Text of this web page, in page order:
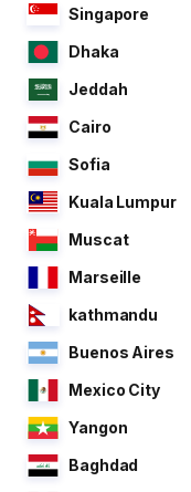
Singapore
Dhaka
Jeddah
Cairo
Sofia
Kuala Lumpur
Muscat
Marseille
kathmandu
Buenos Aires
Mexico City
Yangon
Baghdad